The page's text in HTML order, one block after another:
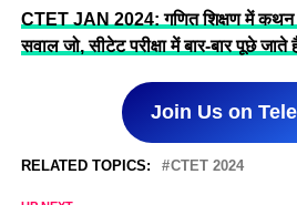
CTET JAN 2024: गणित शिक्षण में कथन
सवाल जो, सीटेट परीक्षा में बार-बार पूछे जाते
Join Us on
RELATED TOPICS: CTET 2024